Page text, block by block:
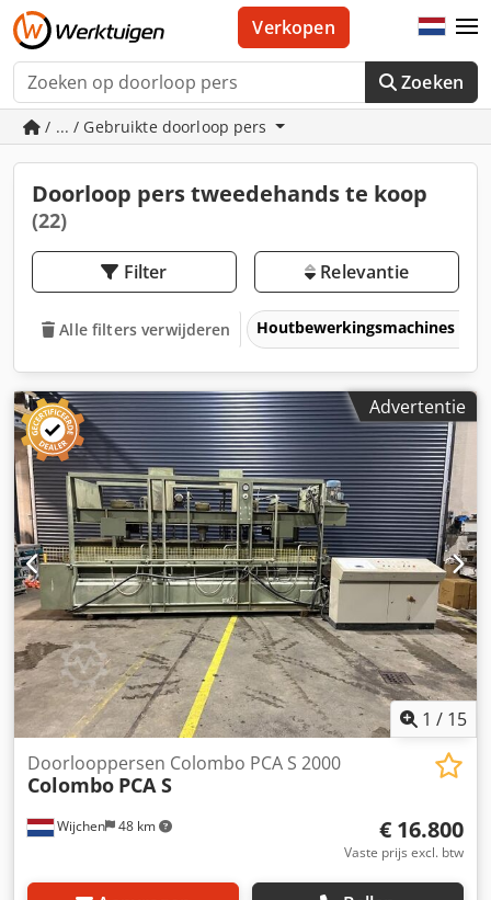
Zoeken
Verkopen
/ ... / Gebruikte doorloop pers
Doorloop pers tweedehands te koop
(22)
Filter Relevantie
Alle filters verwijderen Houtbewerkingsmachines
Advertentie
1 / 15
Wijchen 48 km
Doorlooppersen Colombo PCA S 2000
Colombo PCA S
€ 16.800
Vaste prijs excl. btw